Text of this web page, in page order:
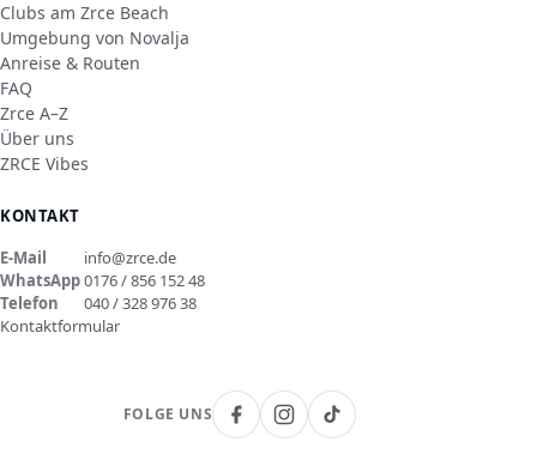
Clubs am Zrce Beach
Umgebung von Novalja
Anreise & Routen
FAQ
Zrce A–Z
Über uns
ZRCE Vibes
KONTAKT
E-Mail
info@zrce.de
WhatsApp0176 / 856 152 48
Telefon
040 / 328 976 38
Kontaktformular
FOLGE UNS